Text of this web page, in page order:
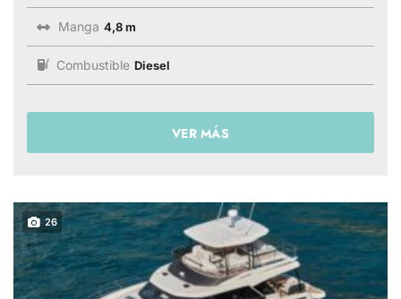
Manga 4,8 m
Combustible Diesel
VER MÁS
26